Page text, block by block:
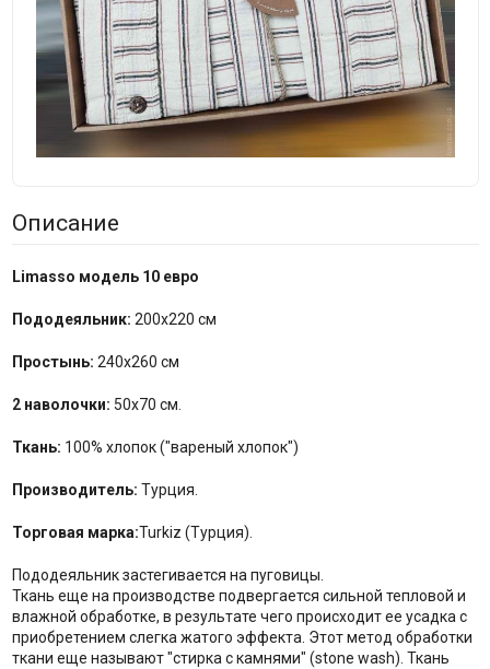
Описание
Limasso модель 10 евро
Пододеяльник: 200x220 см
Простынь: 240x260 см
2 наволочки: 50x70 см.
Ткань: 100% хлопок ("вареный хлопок")
Производитель: Турция.
Торговая марка:Turkiz (Турция).
Пододеяльник застегивается на пуговицы.
Ткань еще на производстве подвергается сильной тепловой и
влажной обработке, в результате чего происходит ее усадка с
приобретением слегка жатого эффекта. Этот метод обработки
ткани еще называют "стирка с камнями" (stone wash). Ткань